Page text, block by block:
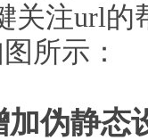
关注url
所示：
加伪静态